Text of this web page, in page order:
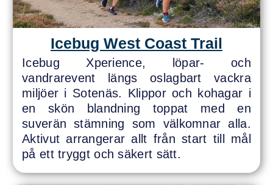
Icebug West Coast Trail
Icebug Xperience, löpar- och
vandrarevent längs oslagbart vackra
miljöer i Sotenäs. Klippor och kohagar i
en skön blandning toppat med en
suverän stämning som välkomnar alla.
Aktivut arrangerar allt från start till mål
på ett tryggt och säkert sätt.